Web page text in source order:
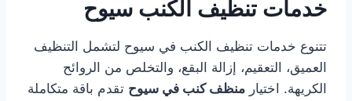
خدمات تنظيف الكنب سيوح
تتنوع خدمات تنظيف الكنب في سيوح لتشمل التنظيف
العميق، التعقيم، إزالة البقع، والتخلص من الروائح
الكريهة. اختيار منظف كنب في سيوح تقدم باقة متكاملة